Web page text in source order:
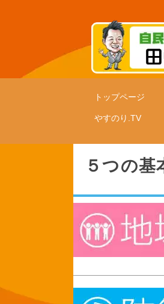
トップページ
やすのり.TV
５つの基